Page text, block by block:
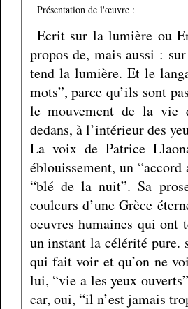
Présentation de l'œuvre :
Ecrit sur la lumière ou
propos de, mais aussi :
tend la lumière. Et le
mots”, parce qu’ils sont
le mouvement de la vie
dedans, à l’intérieur des
La voix de Patrice
éblouissement, un “accord
“blé de la nuit”. Sa
couleurs d’une Grèce
oeuvres humaines qui ont
un instant la célérité pure.
qui fait voir et qu’on ne
lui, “vie a les yeux
car, oui, “il n’est jamais